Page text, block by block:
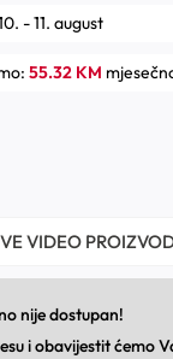
- 11. august
55.32 KM
VIDEO
nije dostupan!
i obavijestit ćemo